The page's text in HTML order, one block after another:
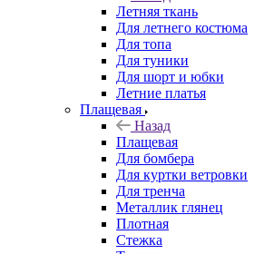
Летняя ткань
Для летнего костюма
Для топа
Для туники
Для шорт и юбки
Летние платья
Плащевая
Назад
Плащевая
Для бомбера
Для куртки ветровки
Для тренча
Металлик глянец
Плотная
Стежка